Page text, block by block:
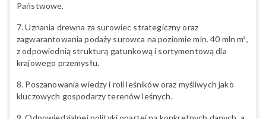
Państwowe.
7. Uznania drewna za surowiec strategiczny oraz
zagwarantowania podaży surowca na poziomie min. 40 mln m³,
z odpowiednią strukturą gatunkową i sortymentową dla
krajowego przemysłu.
8. Poszanowania wiedzy i roli leśników oraz myśliwych jako
kluczowych gospodarzy terenów leśnych.